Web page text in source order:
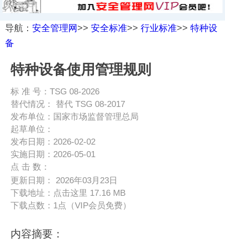
导航： 安全管理网 >> 安全标准>> 行业标准>> 特种设
备
特种设备使用管理规则
标 准 号：TSG 08-2026
替代情况： 替代 TSG 08-2017
发布单位：国家市场监督管理总局
起草单位：
发布日期：2026-02-02
实施日期：2026-05-01
点 击 数：
更新日期： 2026年03月23日
下载地址： 点击这里 17.16 MB
下载点数：1点（VIP会员免费）
内容摘要：